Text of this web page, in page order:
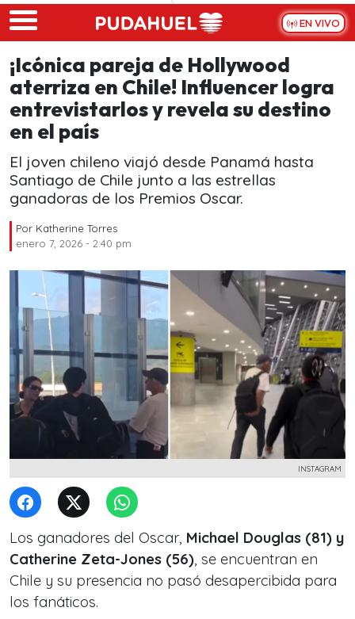
Skip to main content
EN VIVO
¡Icónica pareja de Hollywood
aterriza en Chile! Influencer logra
entrevistarlos y revela su destino
en el país
El joven chileno viajó desde Panamá hasta
Santiago de Chile junto a las estrellas
ganadoras de los Premios Oscar.
Por Katherine Torres
enero 7, 2026 - 2:40 pm
INSTAGRAM
Los ganadores del Oscar, Michael Douglas (81) y
Catherine Zeta-Jones (56), se encuentran en
Chile y su presencia no pasó desapercibida para
los fanáticos.